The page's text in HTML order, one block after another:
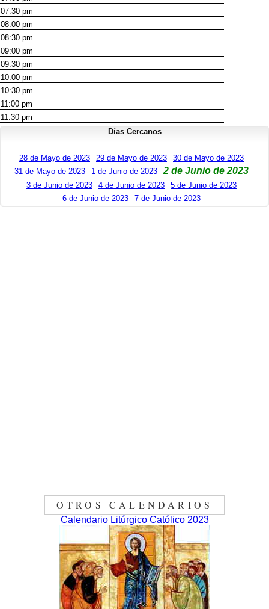
07:30 pm
08:00 pm
08:30 pm
09:00 pm
09:30 pm
10:00 pm
10:30 pm
11:00 pm
11:30 pm
Días Cercanos
28 de Mayo de 2023 29 de Mayo de 2023
30 de Mayo de 2023
31 de Mayo de 2023
1 de Junio de 2023 2 de Junio de 2023
3 de Junio de 2023 4 de Junio de 2023
5 de Junio de 2023
6 de Junio de 2023
7 de Junio de 2023
OTROS CALENDARIOS
Calendario Litúrgico Católico 2023